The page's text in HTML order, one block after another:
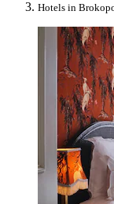
Hotels in